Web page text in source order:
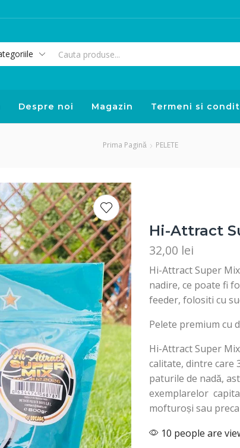
Despre noi Magazin Termeni si
Prima Pagină PELETE
Hi-Attract
32,00 lei
Hi-Attract Super
nadire, ce poate fi
feeder, folositi cu
Pelete premium cu
Hi-Attract Super
calitate, dintre care
paturile de nadă,
exemplarelor
mofturoși sau
10 people are